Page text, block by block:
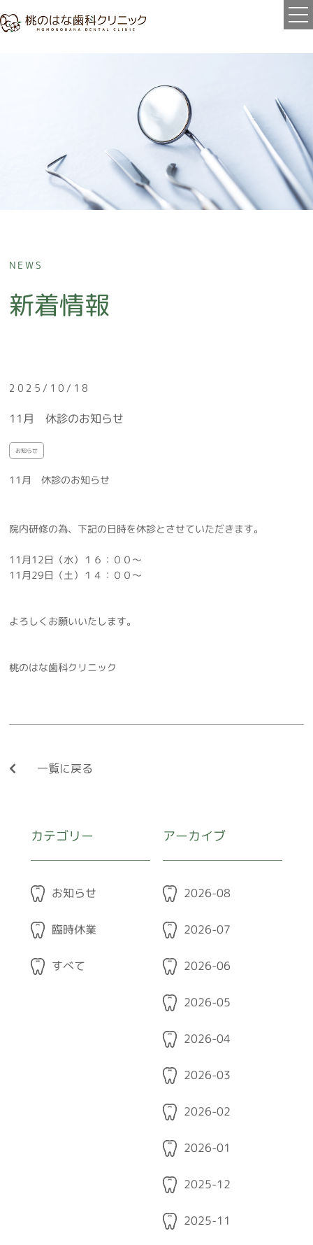
医師紹介
歯周病治療
口腔外科
ホワイトニング
インプラント
義歯(入れ歯)
セラミック
訪問診療
料金表
よくある質問
NEWS
新着情報
2025/10/18
11月 休診のお知らせ
お知らせ
11月 休診のお知らせ
院内研修の為、下記の日時を休診とさせていただきます。
11月12日（水）１６：００～
11月29日（土）１４：００～
よろしくお願いいたします。
桃のはな歯科クリニック
一覧に戻る
カテゴリー
お知らせ
臨時休業
すべて
アーカイブ
2026-08
2026-07
2026-06
2026-05
2026-04
2026-03
2026-02
2026-01
2025-12
2025-11